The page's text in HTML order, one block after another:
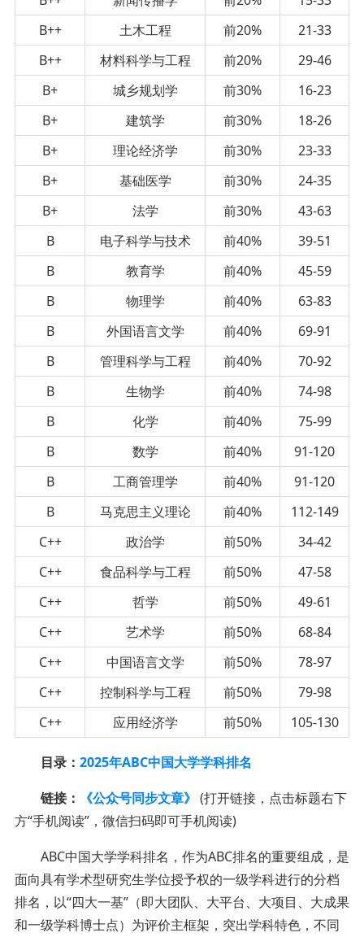
B++
土木工程 前20%
21-33
B++
材料科学与工程 前20%
29-46
B+
城乡规划学 前30%
16-23
B+
建筑学 前30%
18-26
B+
理论经济学 前30%
23-33
B+
基础医学 前30%
24-35
B+
法学 前30%
43-63
B
电子科学与技术 前40%
39-51
B
教育学 前40%
45-59
B
物理学 前40%
63-83
B
外国语言文学 前40%
69-91
B
管理科学与工程 前40%
70-92
B
生物学 前40%
74-98
B
化学 前40%
75-99
B
数学 前40%
91-120
B
工商管理学 前40%
91-120
B
马克思主义理论 前40%
112-149
C++
政治学 前50%
34-42
C++
食品科学与工程 前50%
47-58
C++
哲学 前50%
49-61
C++
艺术学 前50%
68-84
C++
中国语言文学 前50%
78-97
C++
控制科学与工程 前50%
79-98
C++
应用经济学 前50% 105-130
目录： 2025年ABC中国大学学科排名
链接：
《公众号同步文章》 (打开链接，点击标题右下
方“手机阅读”，微信扫码即可手机阅读)
ABC中国大学学科排名，作为ABC排名的重要组成，是
面向具有学术型研究生学位授予权的一级学科进行的分档
排名，以“四大一基”（即大团队、大平台、大项目、大成果
和一级学科博士点）为评价主框架，突出学科特色，不同